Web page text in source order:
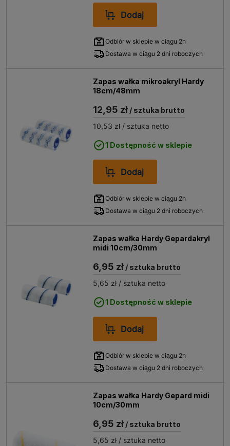
Dodaj
Odbiór w sklepie w ciągu 2h
Dostawa w ciągu 2 dni roboczych
Zapas wałka mikroakryl Hardy
18cm/48mm
12,95 zł / sztuka brutto
10,53 zł / sztuka netto
1 Dostępność w sklepie
Dodaj
Odbiór w sklepie w ciągu 2h
Dostawa w ciągu 2 dni roboczych
Zapas wałka Hardy Gepardakryl
midi 10cm/30mm
6,95 zł / sztuka brutto
5,65 zł / sztuka netto
1 Dostępność w sklepie
Dodaj
Odbiór w sklepie w ciągu 2h
Dostawa w ciągu 2 dni roboczych
Zapas wałka Hardy Gepard midi
10cm/30mm
6,95 zł / sztuka brutto
5,65 zł / sztuka netto